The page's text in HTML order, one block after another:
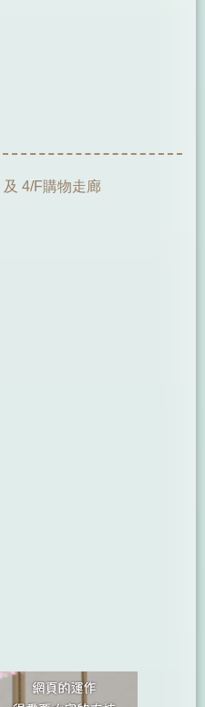
4/F購物走廊